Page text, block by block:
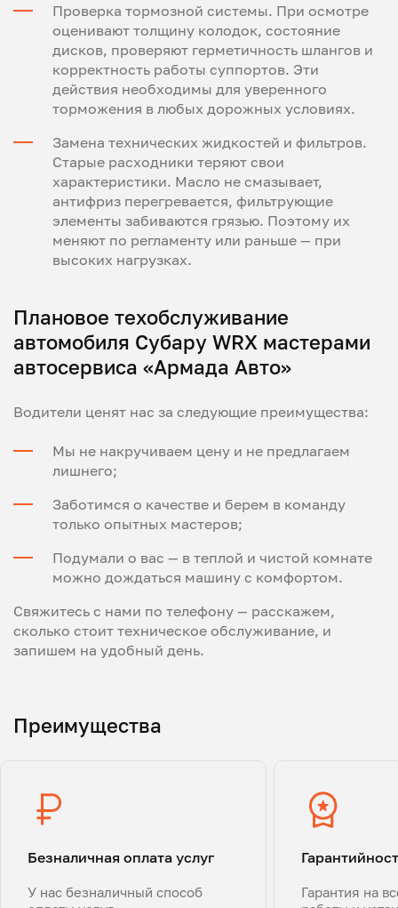
Проверка тормозной системы. При осмотре
оценивают толщину колодок, состояние
дисков, проверяют герметичность шлангов и
корректность работы суппортов. Эти
действия необходимы для уверенного
торможения в любых дорожных условиях.
Замена технических жидкостей и фильтров.
Старые расходники теряют свои
характеристики. Масло не смазывает,
антифриз перегревается, фильтрующие
элементы забиваются грязью. Поэтому их
меняют по регламенту или раньше — при
высоких нагрузках.
Плановое техобслуживание
автомобиля Субару WRX мастерами
автосервиса «Армада Авто»
Водители ценят нас за следующие преимущества:
Мы не накручиваем цену и не предлагаем
лишнего;
Заботимся о качестве и берем в команду
только опытных мастеров;
Подумали о вас — в теплой и чистой комнате
можно дождаться машину с комфортом.
Свяжитесь с нами по телефону — расскажем,
сколько стоит техническое обслуживание, и
запишем на удобный день.
Преимущества
Безналичная оплата услуг
У нас безналичный способ
Гарантия на